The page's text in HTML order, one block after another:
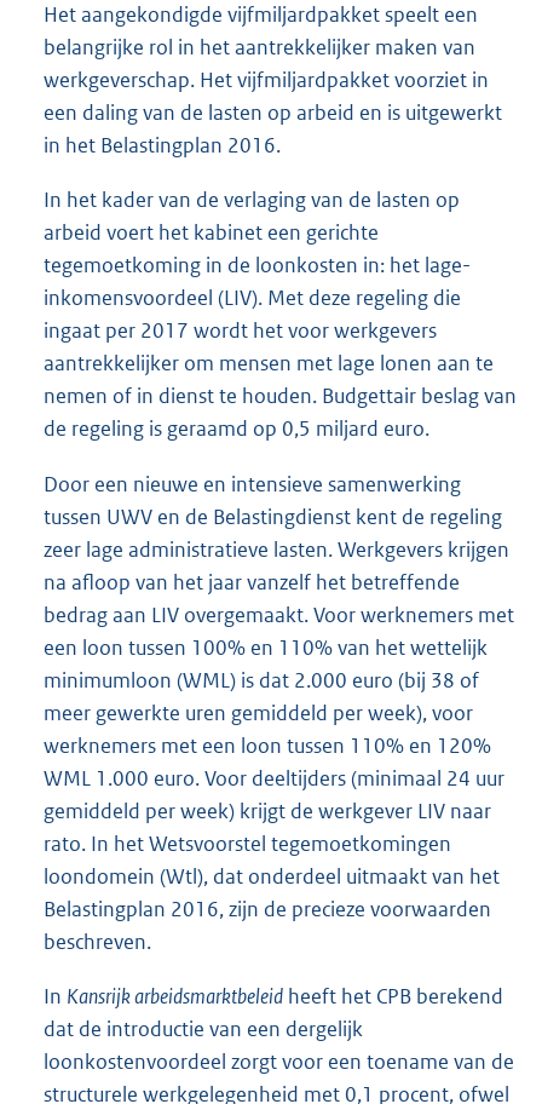
Het aangekondigde vijfmiljardpakket speelt een
belangrijke rol in het aantrekkelijker maken van
werkgeverschap. Het vijfmiljardpakket voorziet in
een daling van de lasten op arbeid en is uitgewerkt
in het Belastingplan 2016.
In het kader van de verlaging van de lasten op
arbeid voert het kabinet een gerichte
tegemoetkoming in de loonkosten in: het lage-
inkomensvoordeel (LIV). Met deze regeling die
ingaat per 2017 wordt het voor werkgevers
aantrekkelijker om mensen met lage lonen aan te
nemen of in dienst te houden. Budgettair beslag van
de regeling is geraamd op 0,5 miljard euro.
Door een nieuwe en intensieve samenwerking
tussen UWV en de Belastingdienst kent de regeling
zeer lage administratieve lasten. Werkgevers krijgen
na afloop van het jaar vanzelf het betreffende
bedrag aan LIV overgemaakt. Voor werknemers met
een loon tussen 100% en 110% van het wettelijk
minimumloon (WML) is dat 2.000 euro (bij 38 of
meer gewerkte uren gemiddeld per week), voor
werknemers met een loon tussen 110% en 120%
WML 1.000 euro. Voor deeltijders (minimaal 24 uur
gemiddeld per week) krijgt de werkgever LIV naar
rato. In het Wetsvoorstel tegemoetkomingen
loondomein (Wtl), dat onderdeel uitmaakt van het
Belastingplan 2016, zijn de precieze voorwaarden
beschreven.
In Kansrijk arbeidsmarktbeleid heeft het CPB berekend
dat de introductie van een dergelijk
loonkostenvoordeel zorgt voor een toename van de
structurele werkgelegenheid met 0,1 procent, ofwel